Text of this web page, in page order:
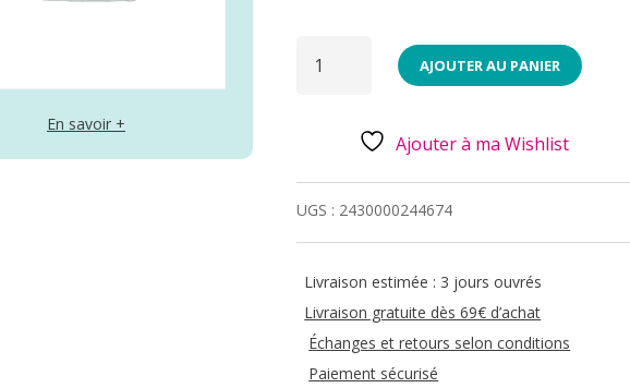
En savoir +
DE
PLATEAU
HAVRE
AJOUTER AU PANIER
Ajouter à ma Wishlist
UGS : 2430000244674
Livraison estimée : 3 jours ouvrés
Livraison gratuite dès 69€ d’achat
Échanges et retours selon conditions
Paiement sécurisé